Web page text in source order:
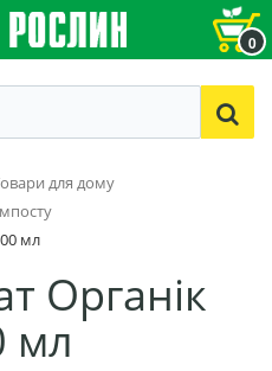
0
для дому
мл
Органік
мл